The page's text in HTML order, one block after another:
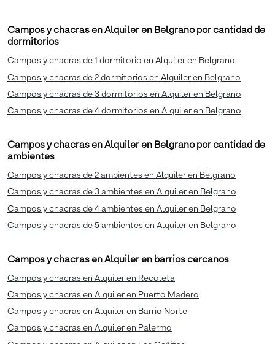
Campos y chacras en Alquiler en Belgrano por cantidad de
dormitorios
Campos y chacras de 1 dormitorio en Alquiler en Belgrano
Campos y chacras de 2 dormitorios en Alquiler en Belgrano
Campos y chacras de 3 dormitorios en Alquiler en Belgrano
Campos y chacras de 4 dormitorios en Alquiler en Belgrano
Campos y chacras en Alquiler en Belgrano por cantidad de
ambientes
Campos y chacras de 2 ambientes en Alquiler en Belgrano
Campos y chacras de 3 ambientes en Alquiler en Belgrano
Campos y chacras de 4 ambientes en Alquiler en Belgrano
Campos y chacras de 5 ambientes en Alquiler en Belgrano
Campos y chacras en Alquiler en barrios cercanos
Campos y chacras en Alquiler en Recoleta
Campos y chacras en Alquiler en Puerto Madero
Campos y chacras en Alquiler en Barrio Norte
Campos y chacras en Alquiler en Palermo